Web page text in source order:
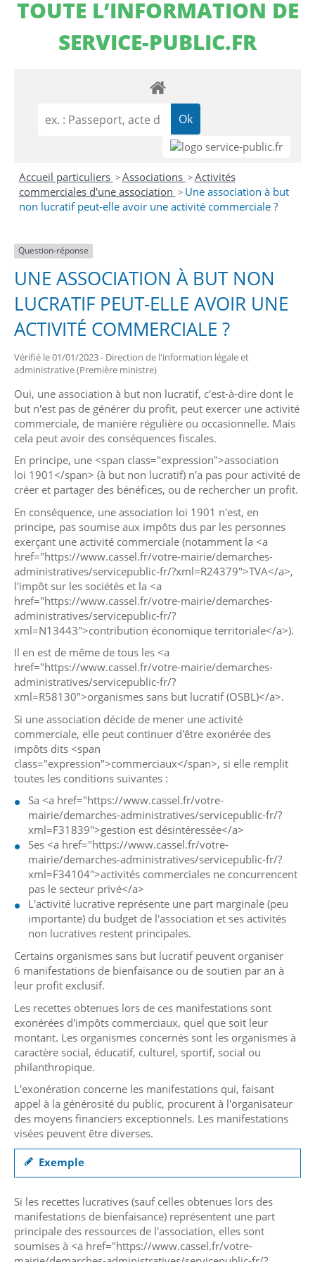
TOUTE L’INFORMATION DE
SERVICE-PUBLIC.FR
Accueil particuliers >Associations >Activités
commerciales d'une association > Une association à but
non lucratif peut-elle avoir une activité commerciale ?
Question-réponse
UNE ASSOCIATION À BUT NON
LUCRATIF PEUT-ELLE AVOIR UNE
ACTIVITÉ COMMERCIALE ?
Vérifié le 01/01/2023 - Direction de l'information légale et
administrative (Première ministre)
Oui, une association à but non lucratif, c'est-à-dire dont le
but n'est pas de générer du profit, peut exercer une activité
commerciale, de manière régulière ou occasionnelle. Mais
cela peut avoir des conséquences fiscales.
En principe, une <span class="expression">association
loi 1901</span> (à but non lucratif) n'a pas pour activité de
créer et partager des bénéfices, ou de rechercher un profit.
En conséquence, une association loi 1901 n'est, en
principe, pas soumise aux impôts dus par les personnes
exerçant une activité commerciale (notamment la <a
href="https://www.cassel.fr/votre-mairie/demarches-
administratives/servicepublic-fr/?xml=R24379">TVA</a>,
l'impôt sur les sociétés et la <a
href="https://www.cassel.fr/votre-mairie/demarches-
administratives/servicepublic-fr/?
xml=N13443">contribution économique territoriale</a>).
Il en est de même de tous les <a
href="https://www.cassel.fr/votre-mairie/demarches-
administratives/servicepublic-fr/?
xml=R58130">organismes sans but lucratif (OSBL)</a>.
Si une association décide de mener une activité
commerciale, elle peut continuer d'être exonérée des
impôts dits <span
class="expression">commerciaux</span>, si elle remplit
toutes les conditions suivantes :
Sa <a href="https://www.cassel.fr/votre-
mairie/demarches-administratives/servicepublic-fr/?
xml=F31839">gestion est désintéressée</a>
Ses <a href="https://www.cassel.fr/votre-
mairie/demarches-administratives/servicepublic-fr/?
xml=F34104">activités commerciales ne concurrencent
pas le secteur privé</a>
L'activité lucrative représente une part marginale (peu
importante) du budget de l'association et ses activités
non lucratives restent principales.
Certains organismes sans but lucratif peuvent organiser
6 manifestations de bienfaisance ou de soutien par an à
leur profit exclusif.
Les recettes obtenues lors de ces manifestations sont
exonérées d'impôts commerciaux, quel que soit leur
montant. Les organismes concernés sont les organismes à
caractère social, éducatif, culturel, sportif, social ou
philanthropique.
L'exonération concerne les manifestations qui, faisant
appel à la générosité du public, procurent à l'organisateur
des moyens financiers exceptionnels. Les manifestations
visées peuvent être diverses.
Exemple
Si les recettes lucratives (sauf celles obtenues lors des
manifestations de bienfaisance) représentent une part
principale des ressources de l'association, elles sont
soumises à <a href="https://www.cassel.fr/votre-